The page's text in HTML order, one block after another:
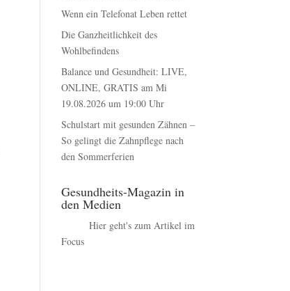
Wenn ein Telefonat Leben rettet
Die Ganzheitlichkeit des
Wohlbefindens
Balance und Gesundheit: LIVE,
ONLINE, GRATIS am Mi
19.08.2026 um 19:00 Uhr
Schulstart mit gesunden Zähnen –
So gelingt die Zahnpflege nach
den Sommerferien
Gesundheits-Magazin in
den Medien
Hier geht's zum Artikel im
Focus